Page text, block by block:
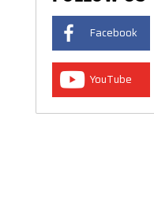
Facebook
YouTube